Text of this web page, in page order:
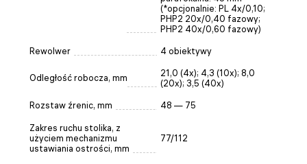
(*opcjonalnie: PL 4x/0,10;
PHP2 20x/0,40 fazowy;
PHP2 40x/0,60 fazowy)
Rewolwer 4 obiektywy
Odległość robocza, mm
21,0 (4x); 4,3 (10x); 8,0
(20х); 3,5 (40x)
Rozstaw źrenic, mm 48 — 75
Zakres ruchu stolika, z
użyciem mechanizmu
ustawiania ostrości, mm
77/112